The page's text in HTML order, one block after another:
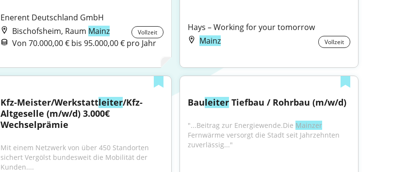
Enerent Deutschland GmbH
Bischofsheim, Raum Mainz Vollzeit
Von 70.000,00 € bis 95.000,00 € pro Jahr
Hays – Working for your tomorrow
Mainz
Vollzeit
Kfz-Meister/Werkstattleiter/Kfz-
Altgeselle (m/w/d) 3.000€
Wechselprämie
Mit einem Netzwerk von über 450 Standorten
sichert Vergölst bundesweit die Mobilität der
Kunden....
Bauleiter Tiefbau / Rohrbau (m/w/d)
"...Beitrag zur Energiewende.Die Mainzer
Fernwärme versorgt die Stadt seit Jahrzehnten
zuverlässig..."